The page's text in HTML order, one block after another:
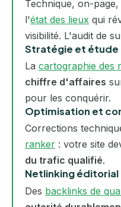
Technique, on-
l'état des lieux qui
visibilité. L'audit de
Stratégie et étude
La cartographie des
chiffre d'affaires
pour les conquérir.
Optimisation et
Corrections
ranker : votre site
du trafic qualifié.
Netlinking éditorial
Des backlinks de